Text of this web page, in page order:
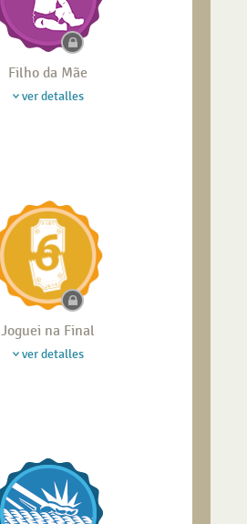
Filho da Mãe
ver detalles
Joguei na Final
ver detalles